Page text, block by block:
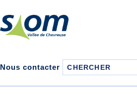
Nous contacter